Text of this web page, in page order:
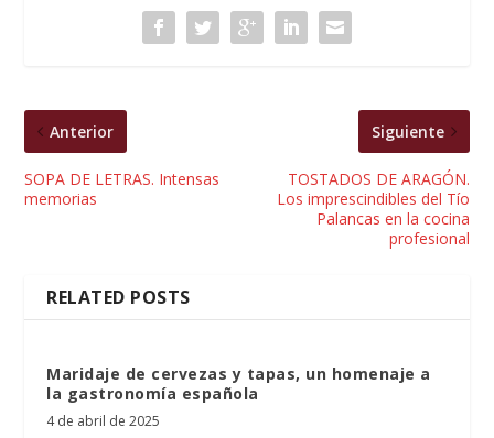
Anterior
SOPA DE LETRAS. Intensas
memorias
Siguiente
TOSTADOS DE ARAGÓN.
Los imprescindibles del Tío
Palancas en la cocina
profesional
RELATED POSTS
Maridaje de cervezas y tapas, un homenaje a
la gastronomía española
4 de abril de 2025